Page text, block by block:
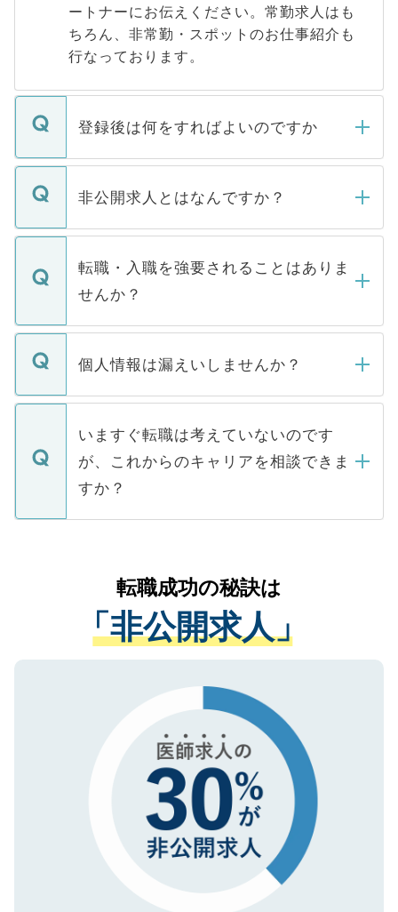
ートナーにお伝えください。常勤求人はも
ちろん、非常勤・スポットのお仕事紹介も
行なっております。
登録後は何をすればよいのですか
ご登録いただきましたら、弊社担当者がご
登録内容を確認し、その後メールもしくは
ます。通常、5営業日以内にはご連絡をせて
いただきますので、しばらくお待ちくださ
非公開求人とはなんですか？
マイナビDOCTORで取り扱っている求人の
うち約3割は、Webサイトからご覧いただ
けない「非公開求人」です。非公開求人は
下記の理由によって、一般には公開してい
ません。
■応募殺到を避けるため 人気のある医療機
関を公にしてしまうと、応募が殺到する場
に、医療機関が求める条件に合った人材の
みを人材紹介会社に依頼するケースが増え
ています。
転職・入職を強要されることはありま
せんか？
転職・入職を強要することは一切ありませ
ん。また、仮に応募先から内定をいただい
定を承諾する必要はありません。内定先へ
の辞退の連絡はキャリアパートナーが行い
個人情報は漏えいしませんか？
個人情報が漏えいすることはありませんの
で、ご安心ください。当サイトからの登録
などで収集したご登録者様の個人情報は、
ご本人のキャリアアップおよび転職活動の
支援を目的に使用いたします。お預かりし
ているすべての個人データはご本人の許可
は、個人情報の取り扱いについての厳密な
管理基準を満たした事業者のみに付与され
る、プライバシーマークを取得済みです。
で、機密保持に関してもご安心ください。
いますぐ転職は考えていないのです
が、これからのキャリアを相談できま
すか？
かがいして、現在の医療機関の状況や紹介
経験をまじえながら、適切なアドバイスを
させていただきます。すぐにご転職をされ
ない方には、長期的なサポートが可能です
ので、まずはご登録ください。
転職成功の秘訣は
「非公開求人」